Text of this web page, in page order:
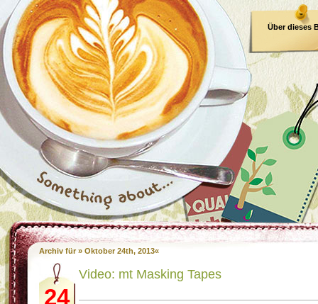
Über dieses
Archiv für » Oktober 24th, 2013«
24
Video: mt Masking Tapes